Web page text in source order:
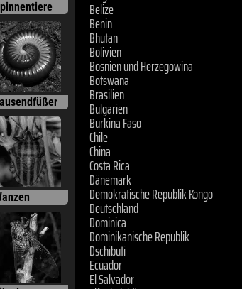
Belize
Benin
Bhutan
Bolivien
Bosnien und Herzegowina
Botswana
Brasilien
Bulgarien
Burkina Faso
Chile
China
Costa Rica
Dänemark
Demokratische Republik Kongo
Deutschland
Dominica
Dominikanische Republik
Dschibuti
Ecuador
El Salvador